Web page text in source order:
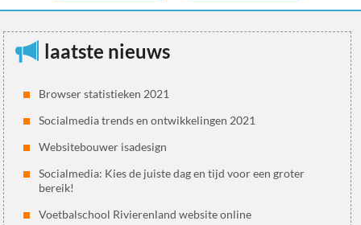
laatste nieuws
Browser statistieken 2021
Socialmedia trends en ontwikkelingen 2021
Websitebouwer isadesign
Socialmedia: Kies de juiste dag en tijd voor een groter
bereik!
Voetbalschool Rivierenland website online